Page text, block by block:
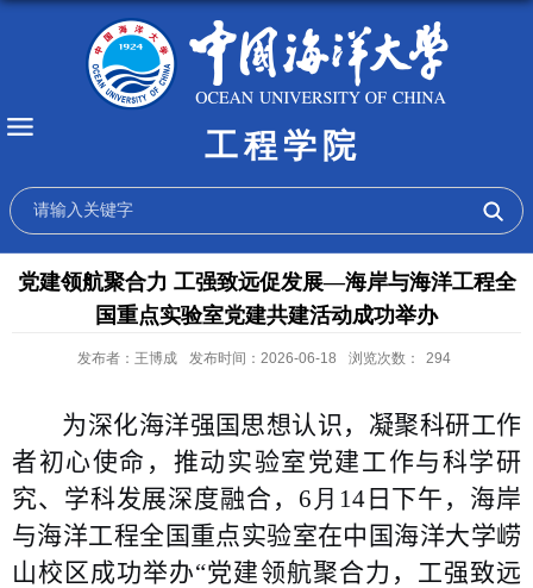
工程学院
党建领航聚合力 工强致远促发展—海岸与海洋工程全
国重点实验室党建共建活动成功举办
发布者：王博成 发布时间：2026-06-18 浏览次数： 294
为深化海洋强国思想认识，凝聚科研工作
者初心使命，推动实验室党建工作与科学研
究、学科发展深度融合， 6 月 14日下午，海岸
与海洋工程全国重点实验室在中国海洋大学崂
山校区成功举办“党建领航聚合力，工强致远